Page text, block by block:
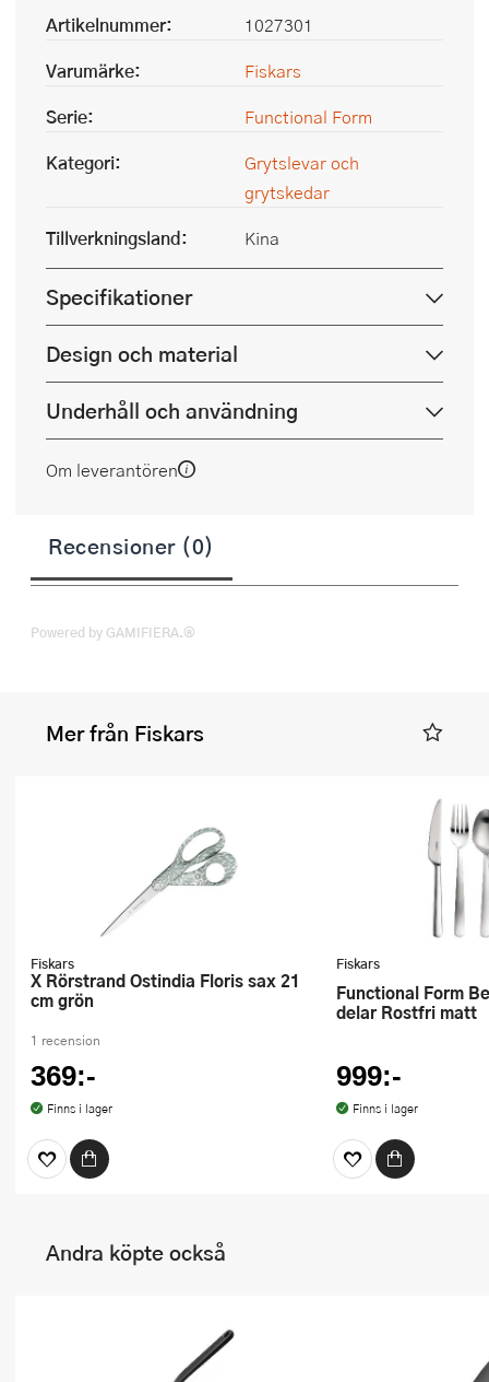
Artikelnummer:
1027301
Varumärke:
Fiskars
Serie:
Functional Form
Kategori:
Grytslevar och
grytskedar
Tillverkningsland:
Kina
Specifikationer
Design och material
Underhåll och användning
Om leverantören
Recensioner (0)
Powered by GAMIFIERA.®
Mer från Fiskars
Fiskars
x Rörstrand Ostindia Floris sax 21
cm grön
1 recension
369:-
Finns i lager
Fiskars
Functional Form Bestickset 16
delar Rostfri matt
999:-
Finns i lager
Andra köpte också